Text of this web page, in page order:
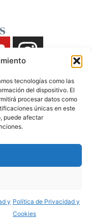
tecnologías como las
del dispositivo. El
procesar datos como
únicas en este
puede afectar
y Política de Privacidad y
Cookies